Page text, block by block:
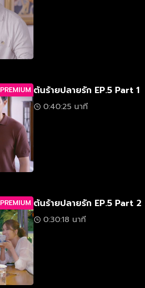
PREMIUM ต้นร้ายปลายรัก EP.5 Part 1
0:40:25 นาที
PREMIUM ต้นร้ายปลายรัก EP.5 Part 2
0:30:18 นาที